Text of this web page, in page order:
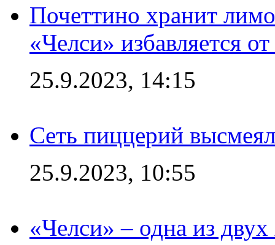
Почеттино хранит
«Челси» избавляется
25.9.2023, 14:15
Сеть пиццерий
25.9.2023, 10:55
«Челси» – одна из